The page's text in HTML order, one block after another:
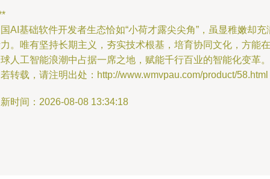
AI基础软件开发者生态恰如“小荷才露尖尖角”，虽显稚嫩却充
。唯有坚持长期主义，夯实技术根基，培育协同文化，方能在
人工智能浪潮中占据一席之地，赋能千行百业的智能化变革。
转载，请注明出处：http://www.wmvpau.com/product/58.html
时间：2026-08-08 13:34:18